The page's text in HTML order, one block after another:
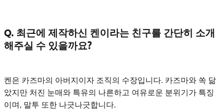
Q. 최근에 제작하신 켄이라는 친구를 간단히 소개
해주실 수 있을까요?
켄은 카즈마의 아버지이자 조직의 수장입니다. 카즈마와 쏙 닮
았지만 처진 눈매와 특유의 나른하고 여유로운 분위기가 특징
이며, 말투 또한 나긋나긋합니다.